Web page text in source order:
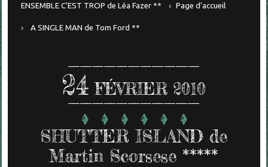
ENSEMBLE C'EST TROP de Léa Fazer ** Page d'accueil
A SINGLE MAN de Tom Ford **
24 FÉVRIER 2010
SHUTTER ISLAND de
Martin Scorsese *****